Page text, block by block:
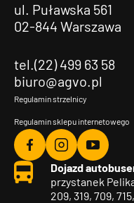
ul. Puławska 561
02-844 Warszawa
tel.(22) 499 63 58
biuro@agvo.pl
Regulamin strzelnicy
Regulamin sklepu internetowego
Agvo
Facebook
Agvo
Instagram
Agvo
YouTube
Dojazd
przystanek
209, 319, 709,